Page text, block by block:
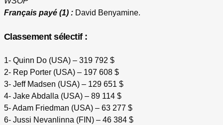
Français payé (1) : David Benyamine.
Classement sélectif :
1- Quinn Do (USA) – 319 792 $
2- Rep Porter (USA) – 197 608 $
3- Jeff Madsen (USA) – 129 651 $
4- Jake Abdalla (USA) – 89 114 $
5- Adam Friedman (USA) – 63 277 $
6- Jussi Nevanlinna (FIN) – 46 384 $